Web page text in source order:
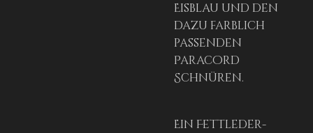
Eisblau und den
dazu farblich
passenden
Paracord
Schnüren.
Ein Fettleder-